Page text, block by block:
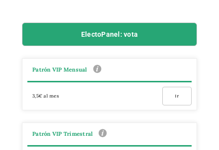
ElectoPanel: vota
Patrón VIP Mensual
3,5€ al mes Ir
Patrón VIP Trimestral